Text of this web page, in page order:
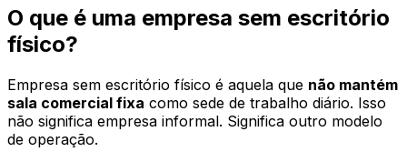
O que é uma empresa sem escritório
físico?
Empresa sem escritório físico é aquela que não mantém
sala comercial fixa como sede de trabalho diário. Isso
não significa empresa informal. Significa outro modelo
de operação.